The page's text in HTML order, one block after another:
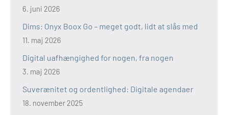
6. juni 2026
Dims: Onyx Boox Go – meget godt, lidt at slås med
11. maj 2026
Digital uafhængighed for nogen, fra nogen
3. maj 2026
Suverænitet og ordentlighed: Digitale agendaer
18. november 2025